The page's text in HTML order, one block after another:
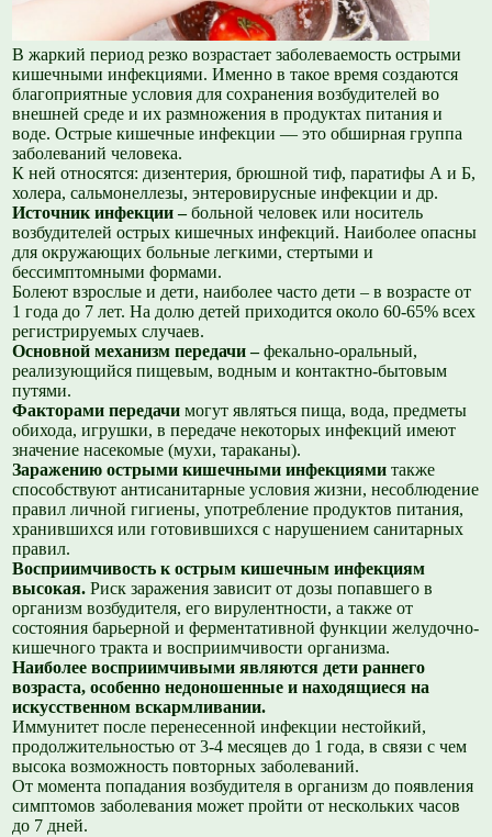
В жаркий период резко возрастает заболеваемость острыми
кишечными инфекциями. Именно в такое время создаются
благоприятные условия для сохранения возбудителей во
внешней среде и их размножения в продуктах питания и
воде. Острые кишечные инфекции — это обширная группа
заболеваний человека.
К ней относятся: дизентерия, брюшной тиф, паратифы А и Б,
холера, сальмонеллезы, энтеровирусные инфекции и др.
Источник инфекции –больной человек или носитель
возбудителей острых кишечных инфекций. Наиболее опасны
для окружающих больные легкими, стертыми и
бессимптомными формами.
Болеют взрослые и дети, наиболее часто дети – в возрасте от
1 года до 7 лет. На долю детей приходится около 60-65% всех
регистрируемых случаев.
Основной механизм передачи –фекально-оральный,
реализующийся пищевым, водным и контактно-бытовым
путями.
Факторами передачи могут являться пища, вода, предметы
обихода, игрушки, в передаче некоторых инфекций имеют
значение насекомые (мухи, тараканы).
Заражению острыми кишечными инфекциями также
способствуют антисанитарные условия жизни, несоблюдение
правил личной гигиены, употребление продуктов питания,
хранившихся или готовившихся с нарушением санитарных
правил.
Восприимчивость к острым кишечным инфекциям
высокая. Риск заражения зависит от дозы попавшего в
организм возбудителя, его вирулентности, а также от
состояния барьерной и ферментативной функции желудочно-
кишечного тракта и восприимчивости организма.
Наиболее восприимчивыми являются дети раннего
возраста, особенно недоношенные и находящиеся на
искусственном вскармливании.
Иммунитет после перенесенной инфекции нестойкий,
продолжительностью от 3-4 месяцев до 1 года, в связи с чем
высока возможность повторных заболеваний.
От момента попадания возбудителя в организм до появления
симптомов заболевания может пройти от нескольких часов
до 7 дней.